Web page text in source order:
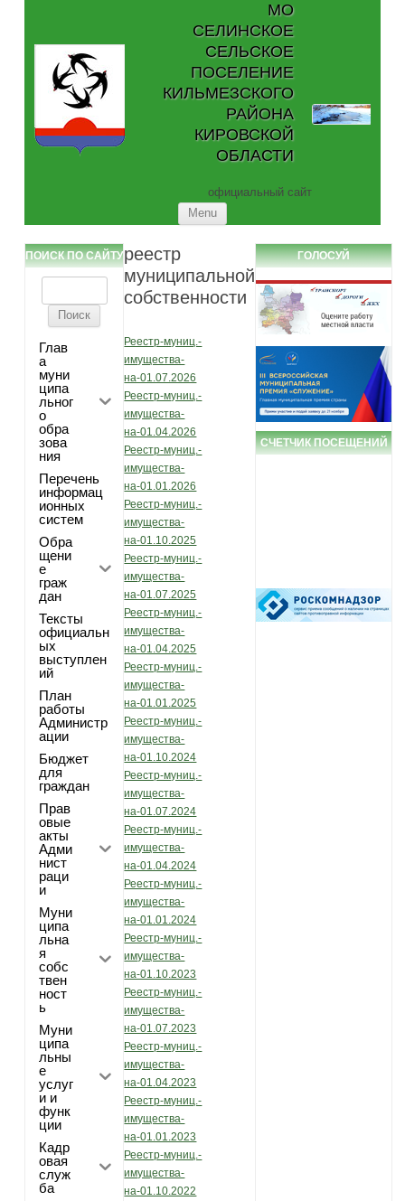
МО
СЕЛИНСКОЕ
СЕЛЬСКОЕ
ПОСЕЛЕНИЕ
КИЛЬМЕЗСКОГО
РАЙОНА
КИРОВСКОЙ
ОБЛАСТИ
официальный сайт
Menu
ПОИСК ПО САЙТУ
Глав
а
муни
ципа
льног
о
обра
зова
ния
Перечень
информац
ионных
систем
Обра
щени
е
граж
дан
Тексты
официальн
ых
выступлен
ий
План
работы
Администр
ации
Бюджет
для
граждан
Прав
овые
акты
Адми
нист
раци
и
Муни
ципа
льна
я
собс
твен
ност
ь
Муни
ципа
льны
е
услуг
и и
функ
ции
Кадр
овая
служ
ба
реестр
муниципальной
собственности
Реестр-муниц.-
имущества-
на-01.07.2026
Реестр-муниц.-
имущества-
на-01.04.2026
Реестр-муниц.-
имущества-
на-01.01.2026
Реестр-муниц.-
имущества-
на-01.10.2025
Реестр-муниц.-
имущества-
на-01.07.2025
Реестр-муниц.-
имущества-
на-01.04.2025
Реестр-муниц.-
имущества-
на-01.01.2025
Реестр-муниц.-
имущества-
на-01.10.2024
Реестр-муниц.-
имущества-
на-01.07.2024
Реестр-муниц.-
имущества-
на-01.04.2024
Реестр-муниц.-
имущества-
на-01.01.2024
Реестр-муниц.-
имущества-
на-01.10.2023
Реестр-муниц.-
имущества-
на-01.07.2023
Реестр-муниц.-
имущества-
на-01.04.2023
Реестр-муниц.-
имущества-
на-01.01.2023
Реестр-муниц.-
имущества-
на-01.10.2022
ГОЛОСУЙ
СЧЕТЧИК ПОСЕЩЕНИЙ